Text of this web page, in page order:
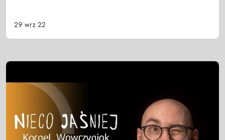
29 wrz 22